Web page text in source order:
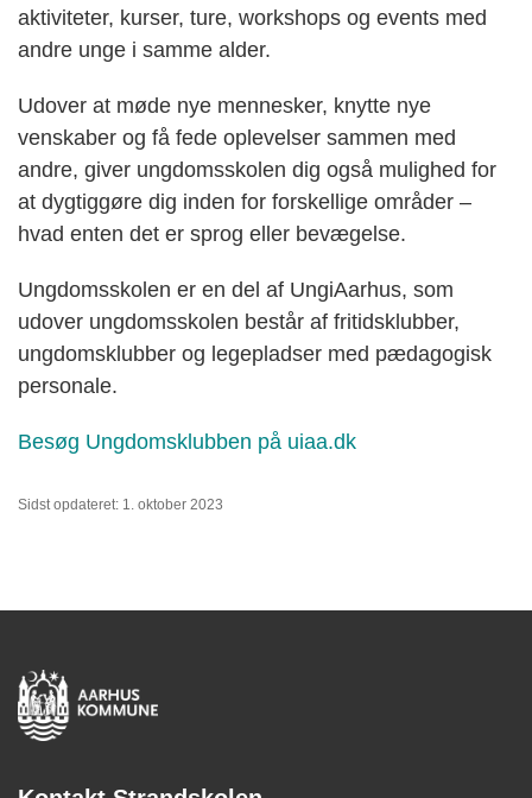
aktiviteter, kurser, ture, workshops og events med
andre unge i samme alder.
Udover at møde nye mennesker, knytte nye
venskaber og få fede oplevelser sammen med
andre, giver ungdomsskolen dig også mulighed for
at dygtiggøre dig inden for forskellige områder –
hvad enten det er sprog eller bevægelse.
Ungdomsskolen er en del af UngiAarhus, som
udover ungdomsskolen består af fritidsklubber,
ungdomsklubber og legepladser med pædagogisk
personale.
Besøg Ungdomsklubben på uiaa.dk
Sidst opdateret: 1. oktober 2023